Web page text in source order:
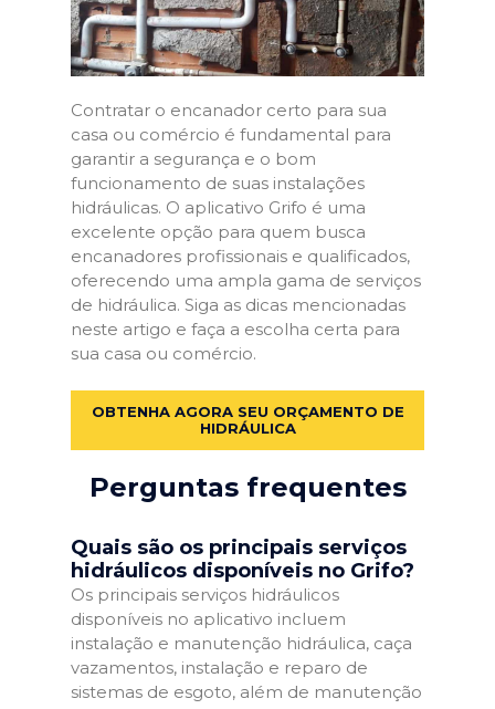
Contratar o encanador certo para sua
casa ou comércio é fundamental para
garantir a segurança e o bom
funcionamento de suas instalações
hidráulicas. O aplicativo Grifo é uma
excelente opção para quem busca
encanadores profissionais e qualificados,
oferecendo uma ampla gama de serviços
de hidráulica. Siga as dicas mencionadas
neste artigo e faça a escolha certa para
sua casa ou comércio.
OBTENHA AGORA SEU ORÇAMENTO DE
HIDRÁULICA
Perguntas frequentes
Quais são os principais serviços
hidráulicos disponíveis no Grifo?
Os principais serviços hidráulicos
disponíveis no aplicativo incluem
instalação e manutenção hidráulica, caça
vazamentos, instalação e reparo de
sistemas de esgoto, além de manutenção